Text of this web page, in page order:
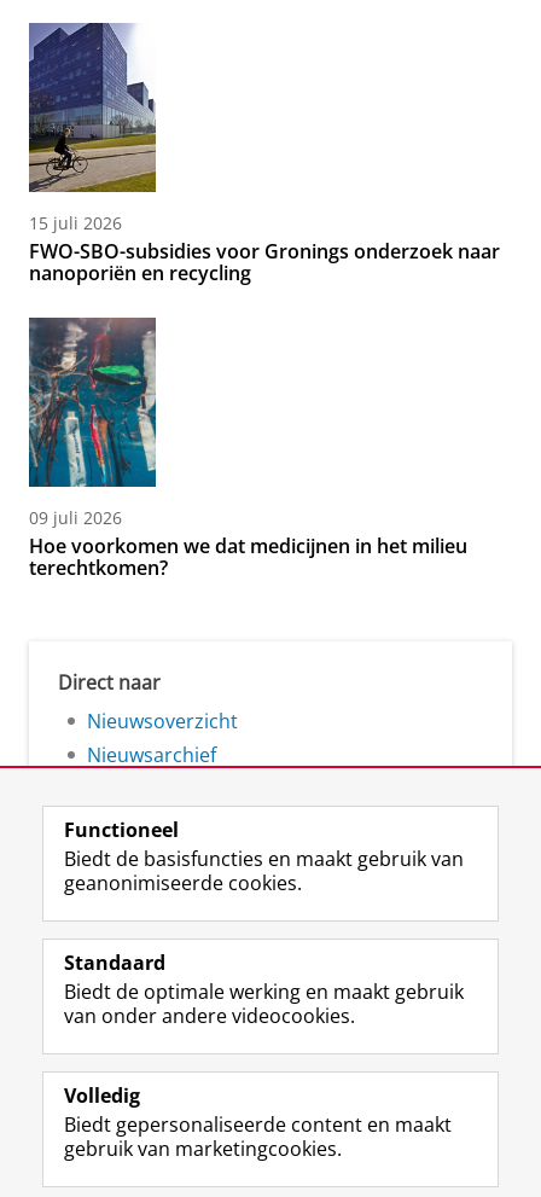
15 juli 2026
FWO-SBO-subsidies voor Gronings onderzoek naar
nanoporiën en recycling
09 juli 2026
Hoe voorkomen we dat medicijnen in het milieu
terechtkomen?
Direct naar
Nieuwsoverzicht
Nieuwsarchief
Volg de RUG
F
a
e
b
o
p
a
i
L
i
k
e
I
-
p
g
R
S
-
f
e
R
k
I
n
t
r
m
c
Y
o
T
e
k
a
Studiekiezers
Alumni
Over ons
Functioneel
Biedt de basisfuncties en maakt gebruik van
geanonimiseerde cookies.
Standaard
Biedt de optimale werking en maakt gebruik
van onder andere videocookies.
Volledig
Biedt gepersonaliseerde content en maakt
gebruik van marketingcookies.